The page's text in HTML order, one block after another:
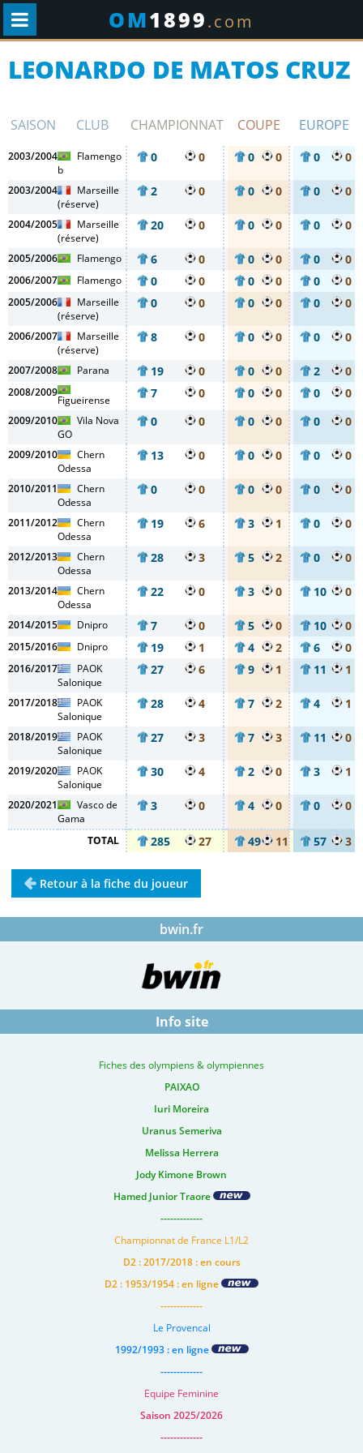
OM1899.com
LEONARDO DE MATOS CRUZ
SAISON CLUB CHAMPIONNAT COUPE EUROPE
2003/2004
Flamengo
b
0 0 0 0 0 0
2003/2004
Marseille
(réserve)
2 0 0 0 0 0
2004/2005
Marseille
(réserve)
20 0 0 0 0 0
2005/2006 Flamengo 6 0 0 0 0 0
2006/2007 Flamengo 0 0 0 0 0 0
2005/2006
Marseille
(réserve)
0 0 0 0 0 0
2006/2007
Marseille
(réserve)
8 0 0 0 0 0
2007/2008 Parana 19 0 0 0 2 0
2008/2009
Figueirense 7 0 0 0 0 0
2009/2010
Vila Nova
GO
0 0 0 0 0 0
2009/2010
Chern
Odessa
13 0 0 0 0 0
2010/2011
Chern
Odessa
0 0 0 0 0 0
2011/2012
Chern
Odessa
19 6 3 1 0 0
2012/2013
Chern
Odessa
28 3 5 2 0 0
2013/2014
Chern
Odessa
22 0 3 0 10 0
2014/2015 Dnipro 7 0 5 0 10 0
2015/2016 Dnipro 19 1 4 2 6 0
2016/2017
PAOK
Salonique
27 6 9 1 11 1
2017/2018
PAOK
Salonique
28 4 7 2 4 1
2018/2019
PAOK
Salonique
27 3 7 3 11 0
2019/2020
PAOK
Salonique
30 4 2 0 3 1
2020/2021
Vasco de
Gama
3 0 4 0 0 0
TOTAL 285 27 49 11 57 3
Retour à la fiche du joueur
bwin.fr
Info site
Fiches des olympiens & olympiennes
PAIXAO
Iuri Moreira
Uranus Semeriva
Melissa Herrera
Jody Kimone Brown
Hamed Junior Traore
-------------
Championnat de France L1/L2
D2 : 2017/2018 : en cours
D2 : 1953/1954 : en ligne
-------------
Le Provencal
1992/1993 : en ligne
-------------
Equipe Feminine
Saison 2025/2026
-------------